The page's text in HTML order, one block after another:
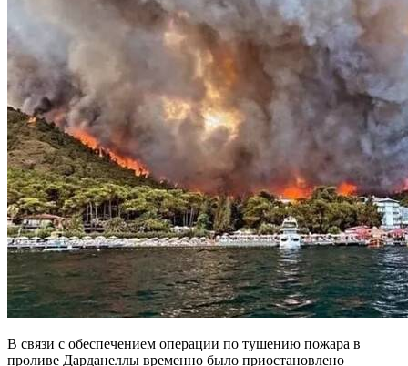
В связи с обеспечением операции по тушению пожара в
проливе Дарданеллы временно было приостановлено